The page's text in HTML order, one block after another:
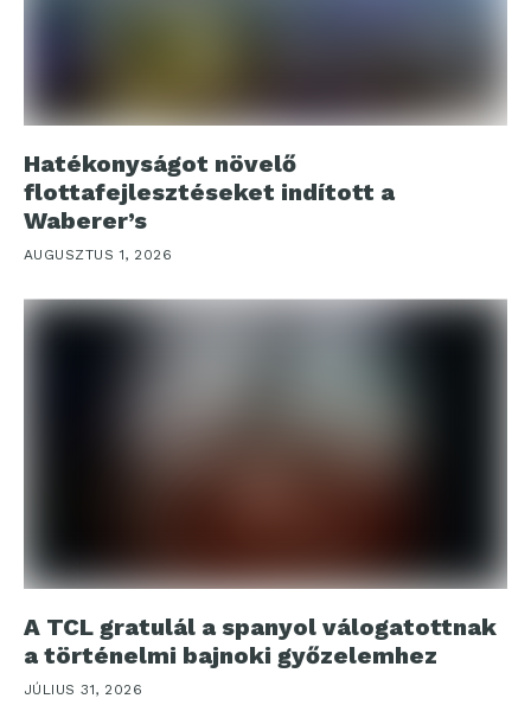
Hatékonyságot növelő
flottafejlesztéseket indított a
Waberer’s
AUGUSZTUS 1, 2026
A TCL gratulál a spanyol válogatottnak
a történelmi bajnoki győzelemhez
JÚLIUS 31, 2026